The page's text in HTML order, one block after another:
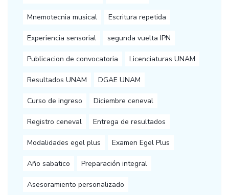
Mnemotecnia musical Escritura repetida
Experiencia sensorial segunda vuelta IPN
Publicacion de convocatoria Licenciaturas UNAM
Resultados UNAM DGAE UNAM
Curso de ingreso Diciembre ceneval
Registro ceneval Entrega de resultados
Modalidades egel plus Examen Egel Plus
Año sabatico Preparación integral
Asesoramiento personalizado